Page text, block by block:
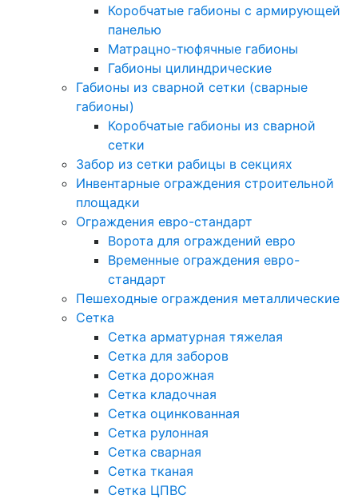
Коробчатые габионы с армирующей
панелью
Матрацно-тюфячные габионы
Габионы цилиндрические
Габионы из сварной сетки (сварные
габионы)
Коробчатые габионы из сварной
сетки
Забор из сетки рабицы в секциях
Инвентарные ограждения строительной
площадки
Ограждения евро-стандарт
Ворота для ограждений евро
Временные ограждения евро-
стандарт
Пешеходные ограждения металлические
Сетка
Сетка арматурная тяжелая
Сетка для заборов
Сетка дорожная
Сетка кладочная
Сетка оцинкованная
Сетка рулонная
Сетка сварная
Сетка тканая
Сетка ЦПВС